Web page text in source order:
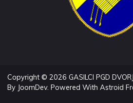
Copyright © 2026 GASILCI PGD
By JoomDev. Powered With Astroid